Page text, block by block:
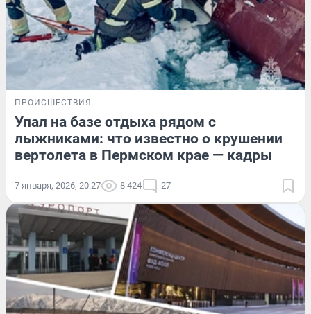
ПРОИСШЕСТВИЯ
Упал на базе отдыха рядом с
лыжниками: что известно о крушении
вертолета в Пермском крае — кадры
7 января, 2026, 20:27 8 424 27